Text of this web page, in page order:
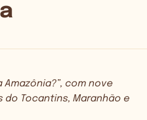
com nove
Tocantins, Maranhão e